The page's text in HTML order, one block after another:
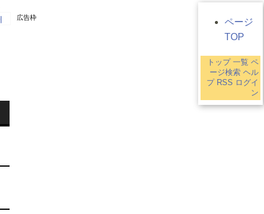
広告枠
ページ
TOP
トップ 一覧 ペ
ージ検索 ヘル
プ RSS ログイ
ン